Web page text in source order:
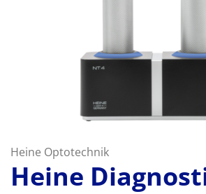
Heine Optotechnik
Heine